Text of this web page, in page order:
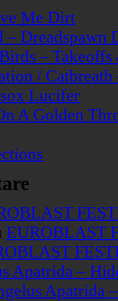
Me Dirt
– Dreadspawn
–
/
Lucifer
A Golden
EUROBLAST
Apatrida –
Apatrida